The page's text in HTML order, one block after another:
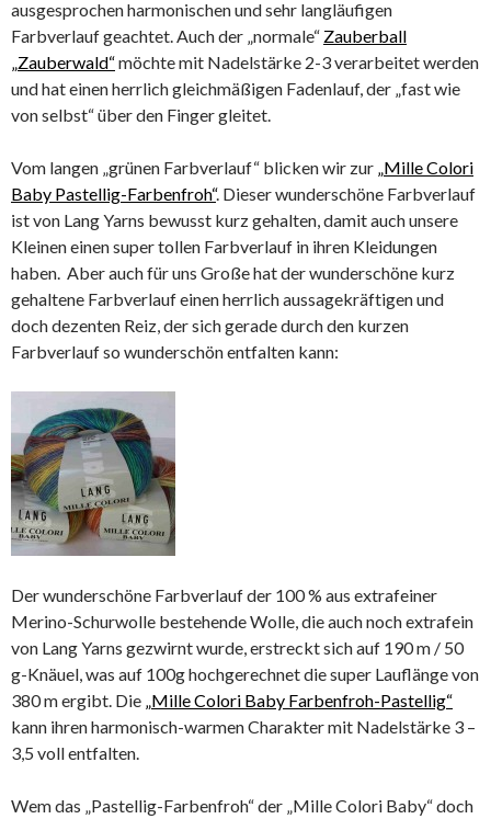
ausgesprochen harmonischen und sehr langläufigen
Farbverlauf geachtet. Auch der „normale“ Zauberball
„Zauberwald“möchte mit Nadelstärke 2-3 verarbeitet werden
und hat einen herrlich gleichmäßigen Fadenlauf, der „fast wie
von selbst“ über den Finger gleitet.
Vom langen „grünen Farbverlauf“ blicken wir zur „Mille Colori
Baby Pastellig-Farbenfroh“. Dieser wunderschöne Farbverlauf
ist von Lang Yarns bewusst kurz gehalten, damit auch unsere
Kleinen einen super tollen Farbverlauf in ihren Kleidungen
haben. Aber auch für uns Große hat der wunderschöne kurz
gehaltene Farbverlauf einen herrlich aussagekräftigen und
doch dezenten Reiz, der sich gerade durch den kurzen
Farbverlauf so wunderschön entfalten kann:
Der wunderschöne Farbverlauf der 100 % aus extrafeiner
Merino-Schurwolle bestehende Wolle, die auch noch extrafein
von Lang Yarns gezwirnt wurde, erstreckt sich auf 190 m / 50
g-Knäuel, was auf 100g hochgerechnet die super Lauflänge von
380 m ergibt. Die „Mille Colori Baby Farbenfroh-Pastellig“
kann ihren harmonisch-warmen Charakter mit Nadelstärke 3 –
3,5 voll entfalten.
Wem das „Pastellig-Farbenfroh“ der „Mille Colori Baby“ doch